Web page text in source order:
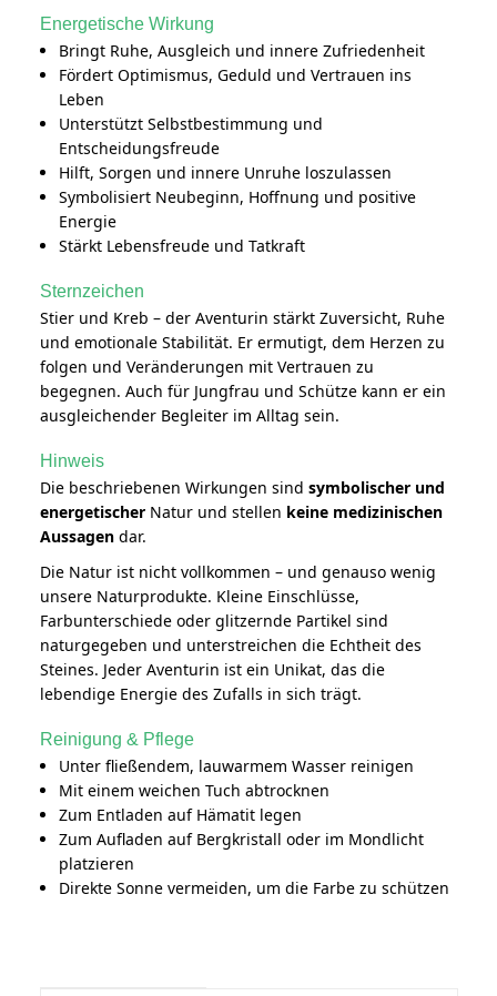
Energetische Wirkung
Bringt Ruhe, Ausgleich und innere Zufriedenheit
Fördert Optimismus, Geduld und Vertrauen ins
Leben
Unterstützt Selbstbestimmung und
Entscheidungsfreude
Hilft, Sorgen und innere Unruhe loszulassen
Symbolisiert Neubeginn, Hoffnung und positive
Energie
Stärkt Lebensfreude und Tatkraft
Sternzeichen
Stier und Kreb – der Aventurin stärkt Zuversicht, Ruhe
und emotionale Stabilität. Er ermutigt, dem Herzen zu
folgen und Veränderungen mit Vertrauen zu
begegnen. Auch für Jungfrau und Schütze kann er ein
ausgleichender Begleiter im Alltag sein.
Hinweis
Die beschriebenen Wirkungen sind symbolischer und
energetischer Natur und stellen keine medizinischen
Aussagen dar.
Die Natur ist nicht vollkommen – und genauso wenig
unsere Naturprodukte. Kleine Einschlüsse,
Farbunterschiede oder glitzernde Partikel sind
naturgegeben und unterstreichen die Echtheit des
Steines. Jeder Aventurin ist ein Unikat, das die
lebendige Energie des Zufalls in sich trägt.
Reinigung & Pflege
Unter fließendem, lauwarmem Wasser reinigen
Mit einem weichen Tuch abtrocknen
Zum Entladen auf Hämatit legen
Zum Aufladen auf Bergkristall oder im Mondlicht
platzieren
Direkte Sonne vermeiden, um die Farbe zu schützen